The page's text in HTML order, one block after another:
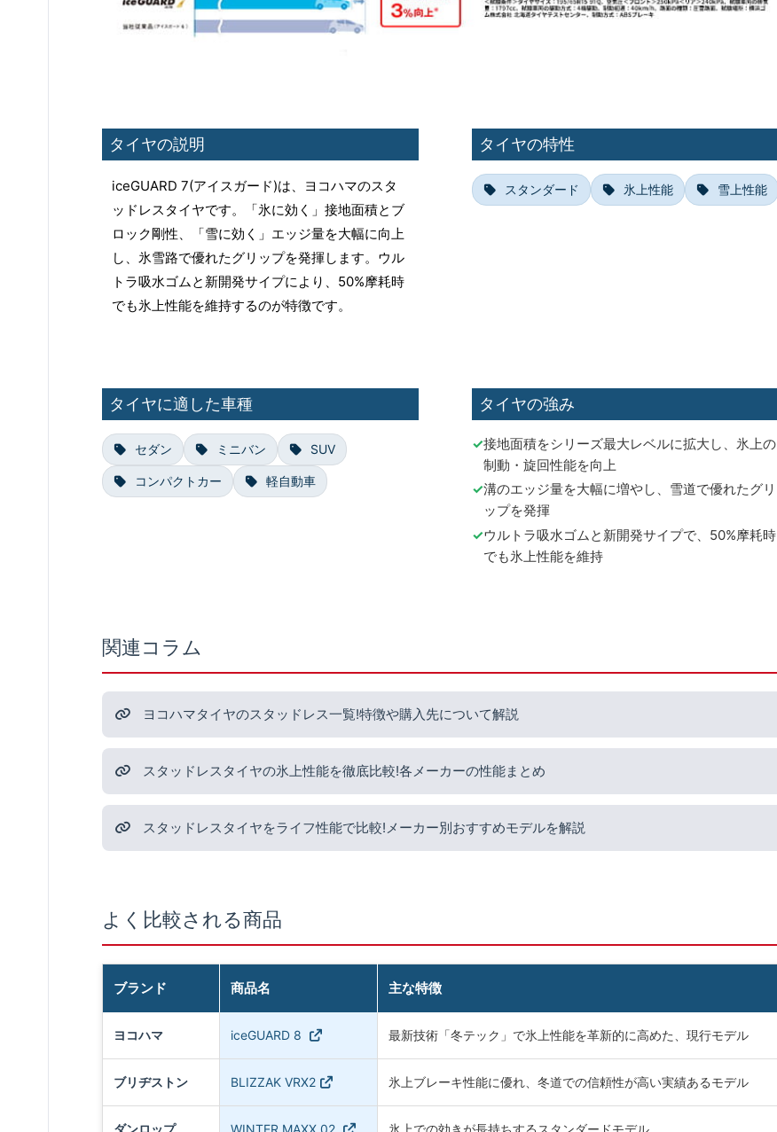
タイヤの説明
iceGUARD 7(アイスガード)は、ヨコハマのスタ
ッドレスタイヤです。「氷に効く」接地面積とブ
ロック剛性、「雪に効く」エッジ量を大幅に向上
し、氷雪路で優れたグリップを発揮します。ウル
トラ吸水ゴムと新開発サイプにより、50%摩耗時
でも氷上性能を維持するのが特徴です。
タイヤの特性
スタンダード 氷上性能 雪上性能
タイヤに適した車種
セダン ミニバン SUV
コンパクトカー 軽自動車
タイヤの強み
接地面積をシリーズ最大レベルに拡大し、氷上の
制動・旋回性能を向上
溝のエッジ量を大幅に増やし、雪道で優れたグリ
ップを発揮
ウルトラ吸水ゴムと新開発サイプで、50%摩耗時
でも氷上性能を維持
関連コラム
ヨコハマタイヤのスタッドレス一覧!特徴や購入先について解説
スタッドレスタイヤの氷上性能を徹底比較!各メーカーの性能まとめ
スタッドレスタイヤをライフ性能で比較!メーカー別おすすめモデルを解説
よく比較される商品
ブランド 商品名 主な特徴
ヨコハマ iceGUARD 8 最新技術「冬テック」で氷上性能を革新的に高めた、現行モデル
ブリヂストン BLIZZAK VRX2 氷上ブレーキ性能に優れ、冬道での信頼性が高い実績あるモデル